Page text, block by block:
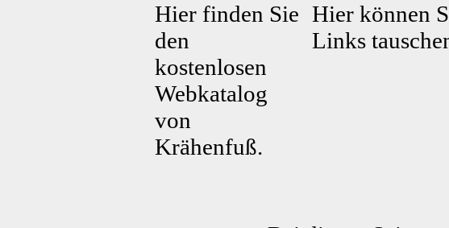
Hier finden Sie
den
kostenlosen
Webkatalog
von
Krähenfuß.
Hier können
Links